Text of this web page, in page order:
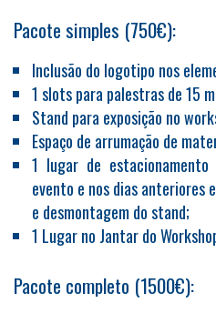
Pacote simples (750€):
Inclusão do logotipo nos
1 slots para palestras de 15
Stand para exposição no
Espaço de arrumação de
1 lugar de
evento e nos dias anteriores
e desmontagem do stand;
1 Lugar no Jantar do
Pacote completo (1500€):